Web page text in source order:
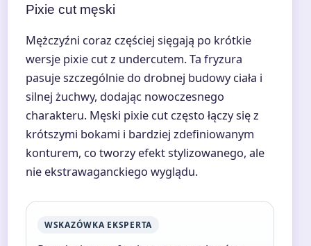
Pixie cut męski
Mężczyźni coraz częściej sięgają po krótkie
wersje pixie cut z undercutem. Ta fryzura
pasuje szczególnie do drobnej budowy ciała i
silnej żuchwy, dodając nowoczesnego
charakteru. Męski pixie cut często łączy się z
krótszymi bokami i bardziej zdefiniowanym
konturem, co tworzy efekt stylizowanego, ale
nie ekstrawaganckiego wyglądu.
WSKAZÓWKA EKSPERTA